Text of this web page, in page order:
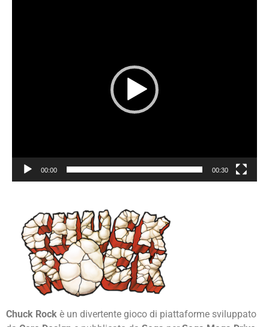
00:00 00:30
Chuck Rock è un divertente gioco di piattaforme sviluppato